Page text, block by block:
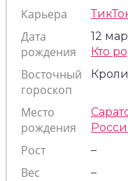
Карьера
Дата
рождения
12
Кто
Восточный
гороскоп
Место
рождения
Рост –
Вес –